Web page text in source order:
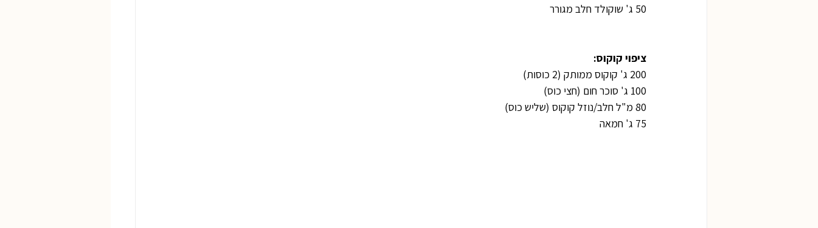
50 ג' שוקולד חלב מגורר
ציפוי קוקוס:
200 ג' קוקוס ממותק (2 כוסות)
100 ג' סוכר חום (חצי כוס)
80 מ"ל חלב/נוזל קוקוס (שליש כוס)
75 ג' חמאה